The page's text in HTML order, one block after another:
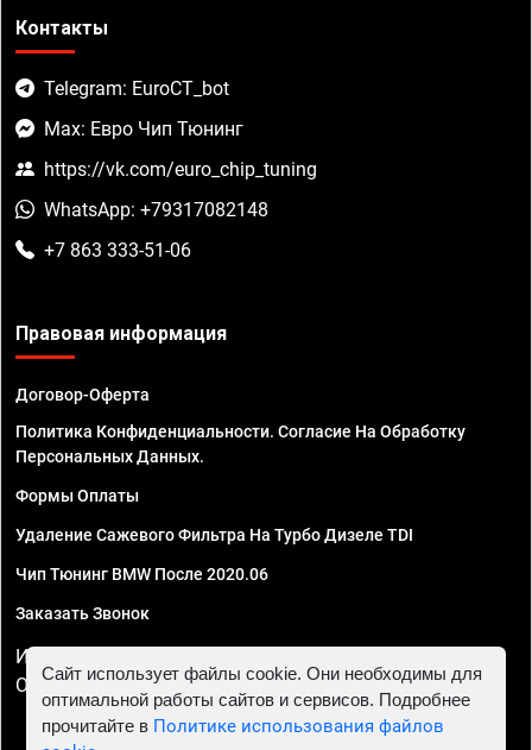
Контакты
Telegram: EuroCT_bot
Max: Евро Чип Тюнинг
https://vk.com/euro_chip_tuning
WhatsApp: +79317082148
+7 863 333-51-06
Правовая информация
Договор-Оферта
Политика Конфиденциальности. Согласие На Обработку
Персональных Данных.
Формы Оплаты
Удаление Сажевого Фильтра На Турбо Дизеле TDI
Чип Тюнинг BMW После 2020.06
Заказать Звонок
ИП Смирнов Георгий Павлович. ИНН 781302555843,
ОГРНИП 324470400032610
Сайт использует файлы cookie. Они необходимы для
оптимальной работы сайтов и сервисов. Подробнее
прочитайте в Политике использования файлов